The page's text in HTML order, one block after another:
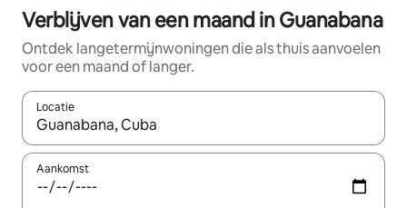
Verblijven van een maand in Guanabana
Ontdek langetermijnwoningen die als thuis aanvoelen
voor een maand of langer.
Locatie
Wanneer er resultaten beschikbaar zijn, maak je een keuze
Aankomst